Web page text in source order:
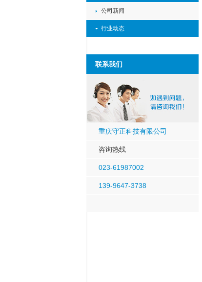
公司新闻
行业动态
联系我们
重庆守正科技有限公司
咨询热线
023-61987002
139-9647-3738